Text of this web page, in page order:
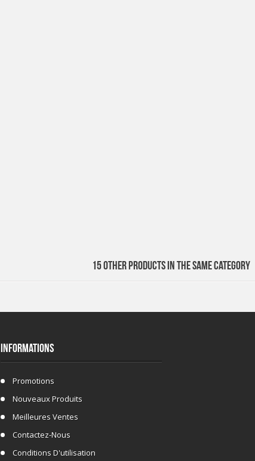
15 OTHER PRODUCTS IN THE SAME CATEGORY
INFORMATIONS
Promotions
Nouveaux Produits
Meilleures Ventes
Contactez-Nous
Conditions D'utilisation